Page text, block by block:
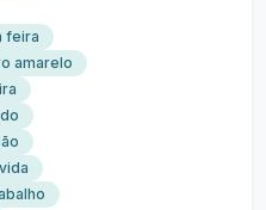
feira
amarelo